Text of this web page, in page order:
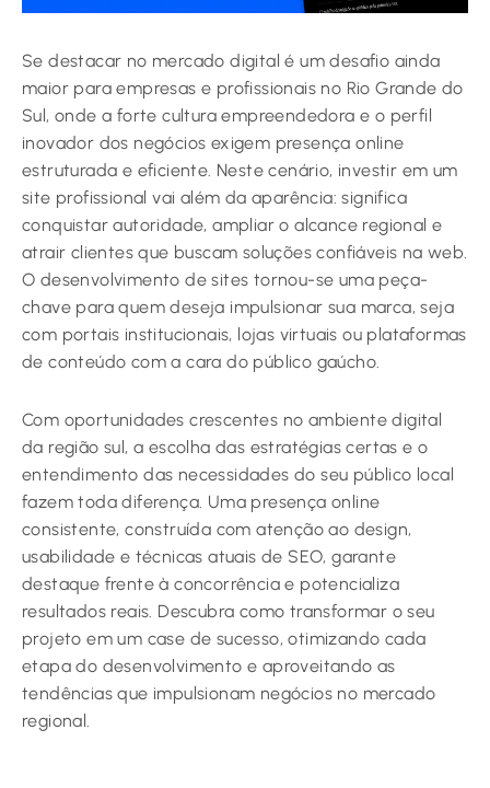
Se destacar no mercado digital é um desafio ainda
maior para empresas e profissionais no Rio Grande do
Sul, onde a forte cultura empreendedora e o perfil
inovador dos negócios exigem presença online
estruturada e eficiente. Neste cenário, investir em um
site profissional vai além da aparência: significa
conquistar autoridade, ampliar o alcance regional e
atrair clientes que buscam soluções confiáveis na web.
O desenvolvimento de sites tornou-se uma peça-
chave para quem deseja impulsionar sua marca, seja
com portais institucionais, lojas virtuais ou plataformas
de conteúdo com a cara do público gaúcho.
Com oportunidades crescentes no ambiente digital
da região sul, a escolha das estratégias certas e o
entendimento das necessidades do seu público local
fazem toda diferença. Uma presença online
consistente, construída com atenção ao design,
usabilidade e técnicas atuais de SEO, garante
destaque frente à concorrência e potencializa
resultados reais. Descubra como transformar o seu
projeto em um case de sucesso, otimizando cada
etapa do desenvolvimento e aproveitando as
tendências que impulsionam negócios no mercado
regional.